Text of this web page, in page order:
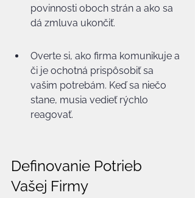
povinnosti oboch strán a ako sa
dá zmluva ukončiť.
Overte si, ako firma komunikuje a
či je ochotná prispôsobiť sa
vašim potrebám. Keď sa niečo
stane, musia vedieť rýchlo
reagovať.
Definovanie Potrieb
Vašej Firmy